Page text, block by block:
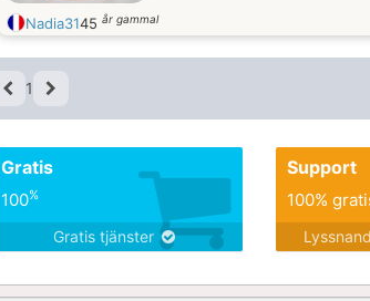
Nadia3145 år gammal
1
Gratis
100%
Gratis tjänster
Support
100%